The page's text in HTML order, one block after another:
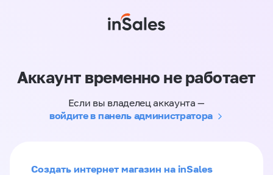
Аккаунт временно не работает
Если вы владелец аккаунта —
войдите в панель администратора
Создать интернет магазин на inSales